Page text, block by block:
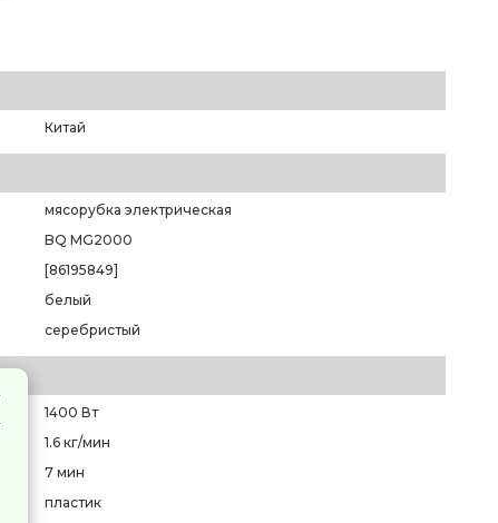
Китай
мясорубка электрическая
BQ MG2000
[86195849]
белый
серебристый
1400 Вт
1.6 кг/мин
7 мин
пластик